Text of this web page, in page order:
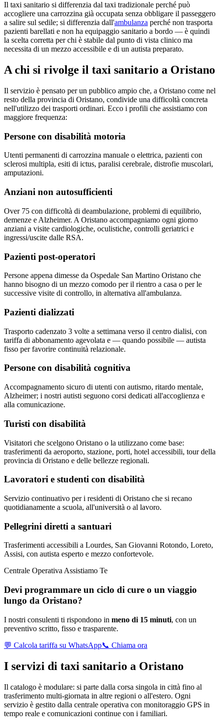
Il taxi sanitario si differenzia dal taxi tradizionale perché può
accogliere una carrozzina già occupata senza obbligare il passeggero
a salire sul sedile; si differenzia dall'ambulanza perché non trasporta
pazienti barellati e non ha equipaggio sanitario a bordo — è quindi
la scelta corretta per chi è stabile dal punto di vista clinico ma
necessita di un mezzo accessibile e di un autista preparato.
A chi si rivolge il taxi sanitario a Oristano
Il servizio è pensato per un pubblico ampio che, a Oristano come nel
resto della provincia di Oristano, condivide una difficoltà concreta
nell'utilizzo dei trasporti ordinari. Ecco i profili che assistiamo con
maggiore frequenza:
Persone con disabilità motoria
Utenti permanenti di carrozzina manuale o elettrica, pazienti con
sclerosi multipla, esiti di ictus, paralisi cerebrale, distrofie muscolari,
amputazioni.
Anziani non autosufficienti
Over 75 con difficoltà di deambulazione, problemi di equilibrio,
demenze e Alzheimer. A Oristano accompagniamo ogni giorno
anziani a visite cardiologiche, oculistiche, controlli geriatrici e
ingressi/uscite dalle RSA.
Pazienti post-operatori
Persone appena dimesse da Ospedale San Martino Oristano che
hanno bisogno di un mezzo comodo per il rientro a casa o per le
successive visite di controllo, in alternativa all'ambulanza.
Pazienti dializzati
Trasporto cadenzato 3 volte a settimana verso il centro dialisi, con
tariffa di abbonamento agevolata e — quando possibile — autista
fisso per favorire continuità relazionale.
Persone con disabilità cognitiva
Accompagnamento sicuro di utenti con autismo, ritardo mentale,
Alzheimer; i nostri autisti seguono corsi dedicati all'accoglienza e
alla comunicazione.
Turisti con disabilità
Visitatori che scelgono Oristano o la utilizzano come base:
trasferimenti da aeroporto, stazione, porti, hotel accessibili, tour della
provincia di Oristano e delle bellezze regionali.
Lavoratori e studenti con disabilità
Servizio continuativo per i residenti di Oristano che si recano
quotidianamente a scuola, all'università o al lavoro.
Pellegrini diretti a santuari
Trasferimenti accessibili a Lourdes, San Giovanni Rotondo, Loreto,
Assisi, con autista esperto e mezzo confortevole.
Centrale Operativa Assistiamo Te
Devi programmare un ciclo di cure o un viaggio
lungo da Oristano?
I nostri consulenti ti rispondono in meno di 15 minuti, con un
preventivo scritto, fisso e trasparente.
💬 Calcola tariffa su WhatsApp📞 Chiama ora
I servizi di taxi sanitario a Oristano
Il catalogo è modulare: si parte dalla corsa singola in città fino al
trasferimento multi-giornata in altre regioni o all'estero. Ogni
servizio è gestito dalla centrale operativa con monitoraggio GPS in
tempo reale e comunicazioni continue con i familiari.